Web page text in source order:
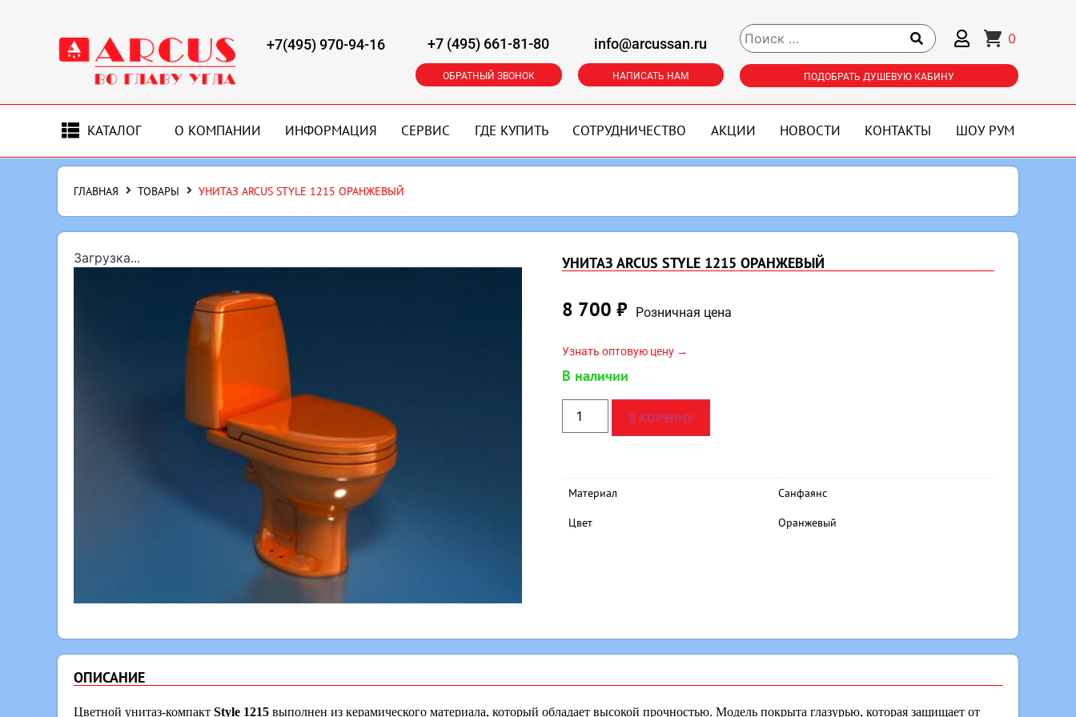
+7(495) 970-94-16 +7 (495) 661-81-80
ОБРАТНЫЙ ЗВОНОК
info@arcussan.ru
НАПИСАТЬ НАМ
0
ПОДОБРАТЬ ДУШЕВУЮ КАБИНУ
КАТАЛОГ О КОМПАНИИ ИНФОРМАЦИЯ СЕРВИС ГДЕ КУПИТЬ СОТРУДНИЧЕСТВО АКЦИИ НОВОСТИ КОНТАКТЫ ШОУ РУМ
ГЛАВНАЯ ТОВАРЫ УНИТАЗ ARCUS STYLE 1215 ОРАНЖЕВЫЙ
Загрузка... УНИТАЗ ARCUS STYLE 1215 ОРАНЖЕВЫЙ
8 700 ₽ Розничная цена
Узнать оптовую цену →
В наличии
В КОРЗИНУ
Материал Санфаянс
Цвет Оранжевый
ОПИСАНИЕ
Цветной унитаз-компакт Style 1215 выполнен из керамического материала, который обладает высокой прочностью. Модель покрыта глазурью, которая защищает от